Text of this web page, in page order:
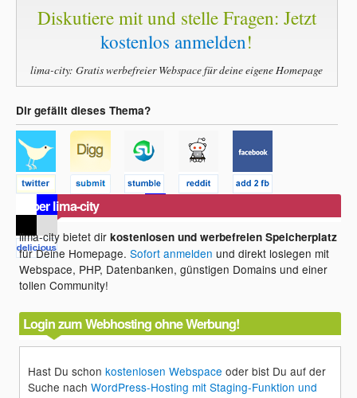
dem weiterhin anonym Prepaid-Karten
gekauft werden können.
Quelle:
diskutiert-anonymes-Bezahlen-im-Internet-
1364197.html
Diskutiere mit und stelle Fragen: Jetzt
kostenlos anmelden!
lima-city: Gratis werbefreier Webspace für deine eigene Homepage
Dir gefällt dieses Thema?
Über lima-city
lima-city bietet dirkostenlosen und werbefreien Speicherplatz
für Deine Homepage.Sofort anmelden und direkt loslegen mit
Webspace, PHP, Datenbanken, günstigen Domains und einer
tollen Community!
Login zum Webhosting ohne Werbung!
Hast Du schonkostenlosen Webspace oder bist Du auf der
Suche nachWordPress-Hosting mit Staging-Funktion und